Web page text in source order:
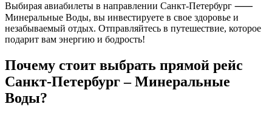
Выбирая авиабилеты в направлении Санкт-Петербург ⸺
Минеральные Воды, вы инвестируете в свое здоровье и
незабываемый отдых. Отправляйтесь в путешествие, которое
подарит вам энергию и бодрость!
Почему стоит выбрать прямой рейс
Санкт-Петербург – Минеральные
Воды?